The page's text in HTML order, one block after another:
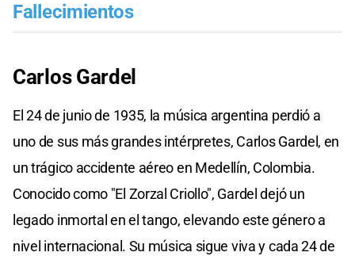
Fallecimientos
Carlos Gardel
El 24 de junio de 1935, la música argentina perdió a
uno de sus más grandes intérpretes, Carlos Gardel, en
un trágico accidente aéreo en Medellín, Colombia.
Conocido como "El Zorzal Criollo", Gardel dejó un
legado inmortal en el tango, elevando este género a
nivel internacional. Su música sigue viva y cada 24 de